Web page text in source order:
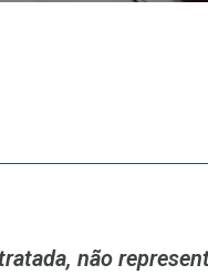
não